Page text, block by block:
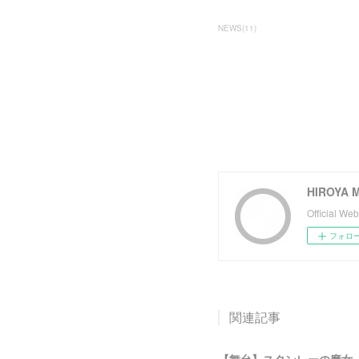
NEWS(11)
HIROYA
Official
フォロ
関連記事